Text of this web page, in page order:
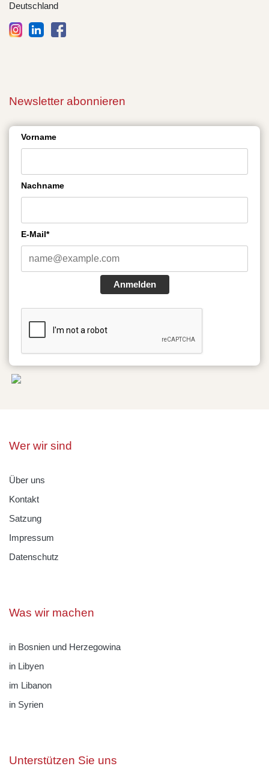
Deutschland
Newsletter abonnieren
Vorname
Nachname
E-Mail*
Anmelden
Wer wir sind
Über uns
Kontakt
Satzung
Impressum
Datenschutz
Was wir machen
in Bosnien und Herzegowina
in Libyen
im Libanon
in Syrien
Unterstützen Sie uns